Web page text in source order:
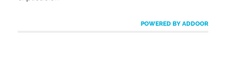
POWERED BY ADDOOR